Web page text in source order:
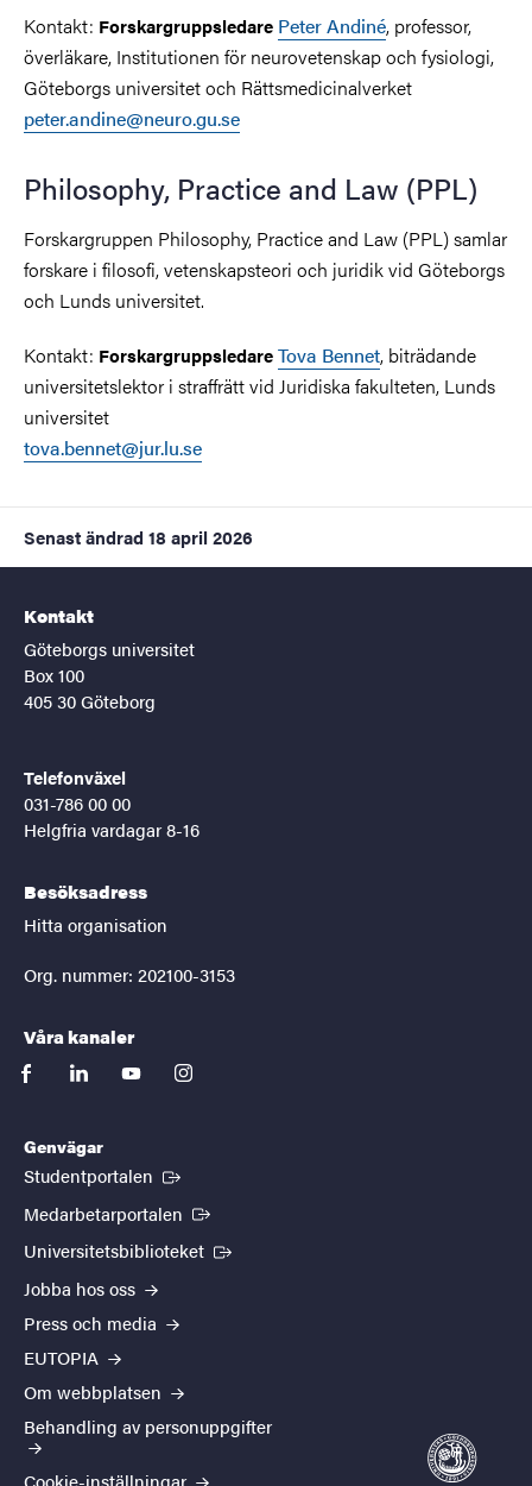
Kontakt: Forskargruppsledare Peter Andiné, professor,
överläkare, Institutionen för neurovetenskap och fysiologi,
Göteborgs universitet och Rättsmedicinalverket
peter.andine@neuro.gu.se
Philosophy, Practice and Law (PPL)
Forskargruppen Philosophy, Practice and Law (PPL) samlar
forskare i filosofi, vetenskapsteori och juridik vid Göteborgs
och Lunds universitet.
Kontakt: ForskargruppsledareTova Bennet, biträdande
universitetslektor i straffrätt vid Juridiska fakulteten, Lunds
universitet
tova.bennet@jur.lu.se
Senast ändrad 18 april 2026
Kontakt
Göteborgs universitet
Box 100
405 30 Göteborg
Telefonväxel
031-786 00 00
Helgfria vardagar 8-16
Besöksadress
Hitta organisation
Org. nummer: 202100-3153
Våra kanaler
facebooklinkedinyoutubeinstagram
Genvägar
Studentportalen (Extern länk)
Medarbetarportalen (Extern länk)
Universitetsbiblioteket (Extern länk)
Jobba hos oss
Press och media
EUTOPIA
Om webbplatsen
Behandling av personuppgifter
Cookie-inställningar